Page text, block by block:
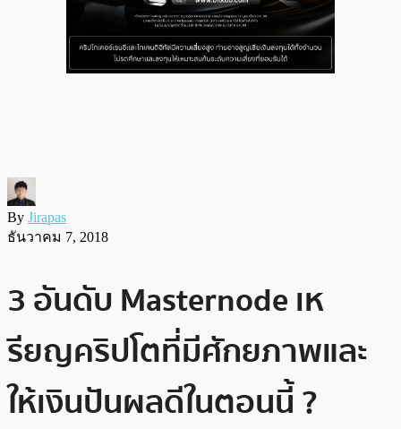
By Jirapas
ธันวาคม 7, 2018
3 อันดับ Masternode เห
รียญคริปโตที่มีศักยภาพและ
ให้เงินปันผลดีในตอนนี้ ?